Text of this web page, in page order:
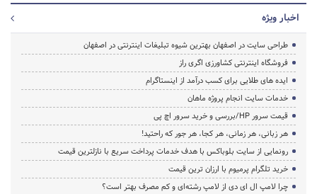
اخبار ویژه
طراحی سایت در اصفهان بهترین شیوه تبلیغات اینترنتی در اصفهان
فروشگاه اینترنتی کشاورزی اگری راز
ایده های طلایی برای کسب درآمد از اینستاگرام
خدمات سایت انجام پروژه ماهان
قیمت سرور HP/بررسی و خرید سرور اچ پی
هر زبانی، هر زمانی، هر کجا، هر جور که راحتید!
رونمایی از سایت بلوباکس با هدف خدمات پرداخت سریع با نازلترین قیمت
خرید تلگرام پرمیوم با ارزان ترین قیمت
چرا لامپ ال ای دی از لامپ رشته‌ای و کم مصرف بهتر است؟